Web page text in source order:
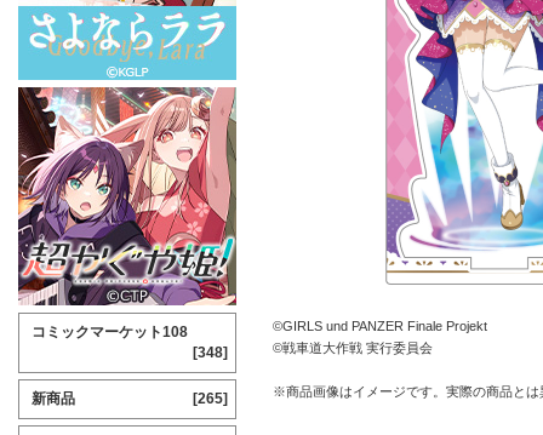
©GIRLS und PANZER Finale Projekt
©戦車道大作戦 実行委員会
※商品画像はイメージです。実際の商品と
コミックマーケット108
[348]
新商品 [265]